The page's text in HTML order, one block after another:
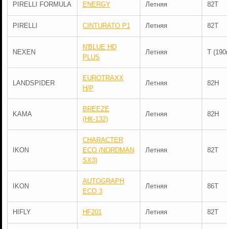
PIRELLI FORMULA ENERGY Летняя 82T
PIRELLI CINTURATO P1 Летняя 82T
NEXEN
N'BLUE HD
PLUS
Летняя T
LANDSPIDER
EUROTRAXX
H/P
Летняя 82H
KAMA
BREEZE
(НК-132)
Летняя 82H
IKON
CHARACTER
ECO (NORDMAN
SX3)
Летняя 82T
IKON
AUTOGRAPH
ECO 3
Летняя 86T
HIFLY HF201 Летняя 82T